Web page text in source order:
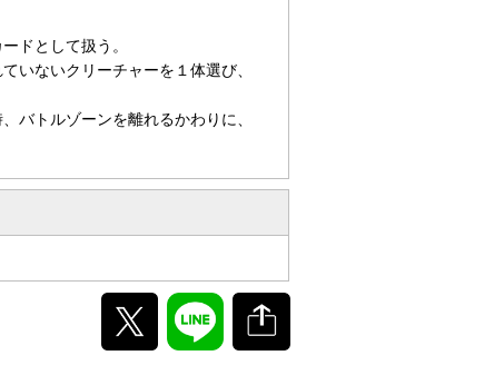
ドとして扱う。
いないクリーチャーを１体選び、
バトルゾーンを離れるかわりに、